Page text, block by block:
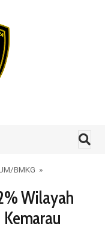
/BMKG »
Wilayah